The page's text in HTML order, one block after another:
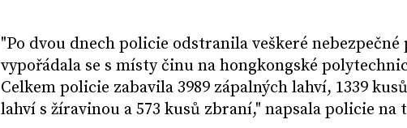
"Po dvou dnech policie odstranila veškeré nebezpečné
vypořádala se s místy činu na hongkongské
Celkem policie zabavila 3989 zápalných lahví, 1339
lahví s žíravinou a 573 kusů zbraní," napsala policie